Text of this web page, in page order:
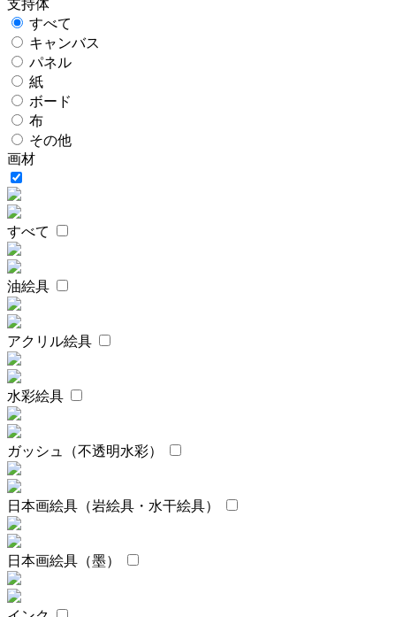
支持体
すべて
キャンバス
パネル
紙
ボード
布
その他
画材
すべて
油絵具
アクリル絵具
水彩絵具
ガッシュ（不透明水彩）
日本画絵具（岩絵具・水干絵具）
日本画絵具（墨）